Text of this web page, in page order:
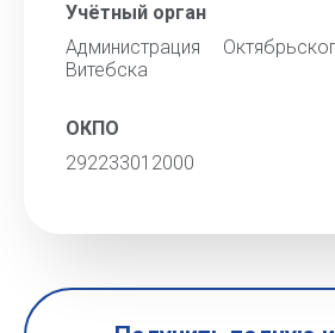
Учётный орган
Администрация
Витебска
ОКПО
292233012000